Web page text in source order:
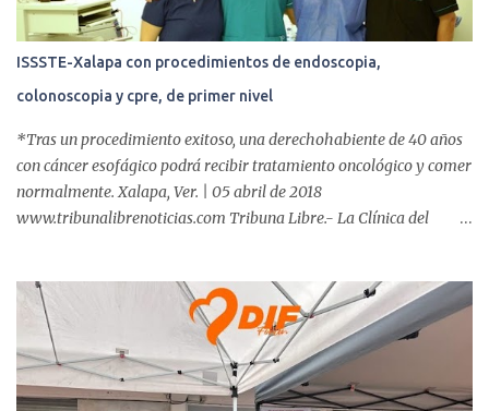
ISSSTE-Xalapa con procedimientos de endoscopia,
colonoscopia y cpre, de primer nivel
*Tras un procedimiento exitoso, una derechohabiente de 40 años
con cáncer esofágico podrá recibir tratamiento oncológico y comer
normalmente. Xalapa, Ver. | 05 abril de 2018
www.tribunalibrenoticias.com Tribuna Libre.- La Clínica del
incluyen endoscopia, colonoscopia y colangiopancreatografía
retrógrada endoscópica (CPRE), con equipo de alta tecnología de
videoendoscopia gástrica y con especialistas certificados. Además
se cuenta con endoscopios de última tecnología que permiten
diagnósticos con mayor certeza y sin dolor para el paciente, a